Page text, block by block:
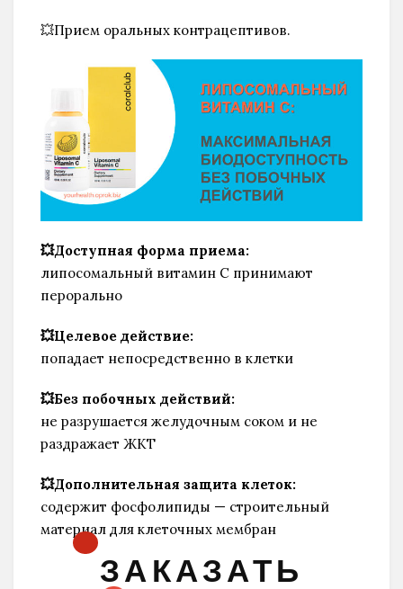
💥Прием оральных контрацептивов.
💥Доступная форма приема:
липосомальный витамин С принимают
перорально
💥Целевое действие:
попадает непосредственно в клетки
💥Без побочных действий:
не разрушается желудочным соком и не
раздражает ЖКТ
💥Дополнительная защита клеток:
содержит фосфолипиды — строительный
материал для клеточных мембран
ЗАКАЗАТЬ